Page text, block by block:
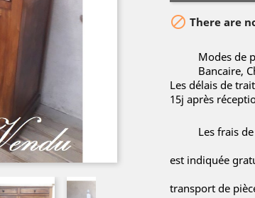
 There are
Modes de
Bancaire,
Les délais de
15j après
Les frais
est indiquée
transport de